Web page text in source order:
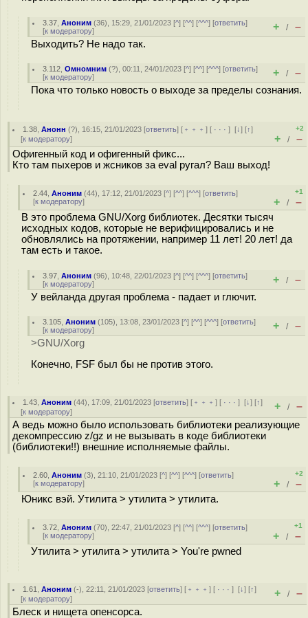
3.37 ,Аноним (36), 15:29, 21/01/2023 [^] [^^] [^^^] [ответить]
[к модератору] + / –
Выходить? Не надо так.
3.112 ,Омномним (?), 00:11, 24/01/2023 [^] [^^] [^^^] [ответить]
[к модератору] + / –
Пока что только новость о выходе за пределы сознания.
1.38 ,Анонн (?), 16:15, 21/01/2023 [ответить] [ ﹢﹢﹢] [ · · ·][↓] [↑]
[к модератору]
+2
+ / –
Офигенный код и офигенный фикс...
Кто там пыхеров и жсников за eval ругал? Ваш выход!
2.44 ,Аноним (44), 17:12, 21/01/2023 [^] [^^] [^^^] [ответить]
[к модератору]
+1
+ / –
В это проблема GNU/Xorg библиотек. Десятки тысяч
исходных кодов, которые не верифицировались и не
обновлялись на протяжении, например 11 лет! 20 лет! да
там есть и такое.
3.97 ,Аноним (96), 10:48, 22/01/2023 [^] [^^] [^^^] [ответить]
[к модератору] + / –
У вейланда другая проблема - падает и глючит.
3.105 ,Аноним (105), 13:08, 23/01/2023 [^] [^^] [^^^] [ответить]
[к модератору] + / –
>GNU/Xorg
Конечно, FSF был бы не против этого.
1.43 ,Аноним (44), 17:09, 21/01/2023 [ответить] [ ﹢﹢﹢] [ · · ·][↓] [↑]
[к модератору] + / –
А ведь можно было использовать библиотеки реализующие
декомпрессию z/gz и не вызывать в коде библиотеки
(библиотеки!!) внешние исполняемые файлы.
2.60 ,Аноним (3), 21:10, 21/01/2023 [^] [^^] [^^^] [ответить]
[к модератору]
+2
+ / –
Юникс вэй. Утилита > утилита > утилита.
3.72 ,Аноним (70), 22:47, 21/01/2023 [^] [^^] [^^^] [ответить]
[к модератору]
+1
+ / –
Утилита > утилита > утилита > You're pwned
1.61 ,Аноним (-), 22:11, 21/01/2023 [ответить] [ ﹢﹢﹢] [ · · ·][↓] [↑]
[к модератору] + / –
Блеск и нищета опенсорса.